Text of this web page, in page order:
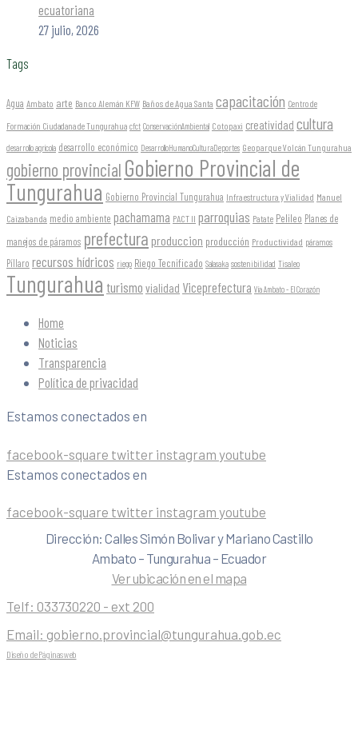
ecuatoriana
27 julio, 2026
Tags
Agua Ambato arte Banco Alemán KFW Baños de Agua Santa capacitación Centro de
Formación Ciudadana de Tungurahua cfct ConservaciónAmbiental Cotopaxi creatividad cultura
desarrollo agrícola desarrollo económico DesarrolloHumanoCulturaDeportes Geoparque Volcán Tungurahua
gobierno provincial Gobierno Provincial de
Tungurahua Gobierno Provincial Tungurahua Infraestructura y Vialidad Manuel
Caizabanda medio ambiente pachamama PACT II parroquias Patate Pelileo Planes de
manejos de páramos prefectura produccion producción Productividad páramos
Píllaro recursos hídricos riego Riego Tecnificado Salasaka sostenibilidad Tisaleo
Tungurahua turismo vialidad Viceprefectura Vía Ambato - El Corazón
Home
Noticias
Transparencia
Política de privacidad
Estamos conectados en
facebook-square twitter instagram youtube
Estamos conectados en
facebook-square twitter instagram youtube
Dirección: Calles Simón Bolivar y Mariano Castillo
Ambato – Tungurahua – Ecuador
Ver ubicación en el mapa
Telf: 033730220 - ext 200
Email: gobierno.provincial@tungurahua.gob.ec
Diseño de Páginas web